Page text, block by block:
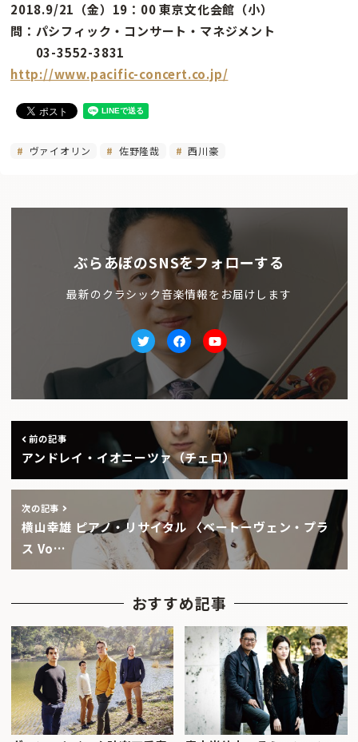
2018.9/21（金）19：00 東京文化会館（小）
問：パシフィック・コンサート・マネジメント
03-3552-3831
http://www.pacific-concert.co.jp/
ヴァイオリン 佐野隆哉 西川豪
ぶらあぼのSNSをフォローする
最新のクラシック音楽情報をお届けします
TwitterfacebookYoutube
前の記事
アンドレイ・イオニーツァ（チェロ）
次の記事
横山幸雄 ピアノ・リサイタル 〈ベートーヴェン・プラ
ス Vo…
おすすめ記事